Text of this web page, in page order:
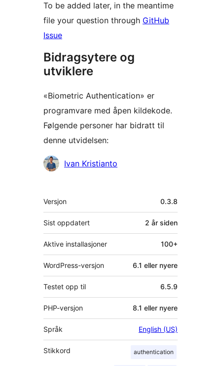
To be added later, in the meantime
file your question through GitHub
Issue
Bidragsytere og
utviklere
«Biometric Authentication» er
programvare med åpen kildekode.
Følgende personer har bidratt til
denne utvidelsen:
Bidragsytere
Ivan Kristianto
Meta
Versjon 0.3.8
Sist oppdatert 2 år siden
Aktive installasjoner 100+
WordPress-versjon 6.1 eller nyere
Testet opp til 6.5.9
PHP-versjon 8.1 eller nyere
Språk English (US)
Stikkord authentication